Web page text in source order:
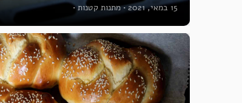
15 במאי, 2021 • מתנות קטנות •